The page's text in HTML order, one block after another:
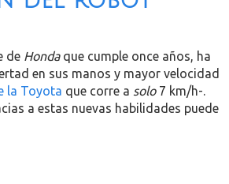
de Hondaque cumple once años, ha
en sus manos y mayor velocidad
la Toyota que corre a solo7 km/h-.
a estas nuevas habilidades puede